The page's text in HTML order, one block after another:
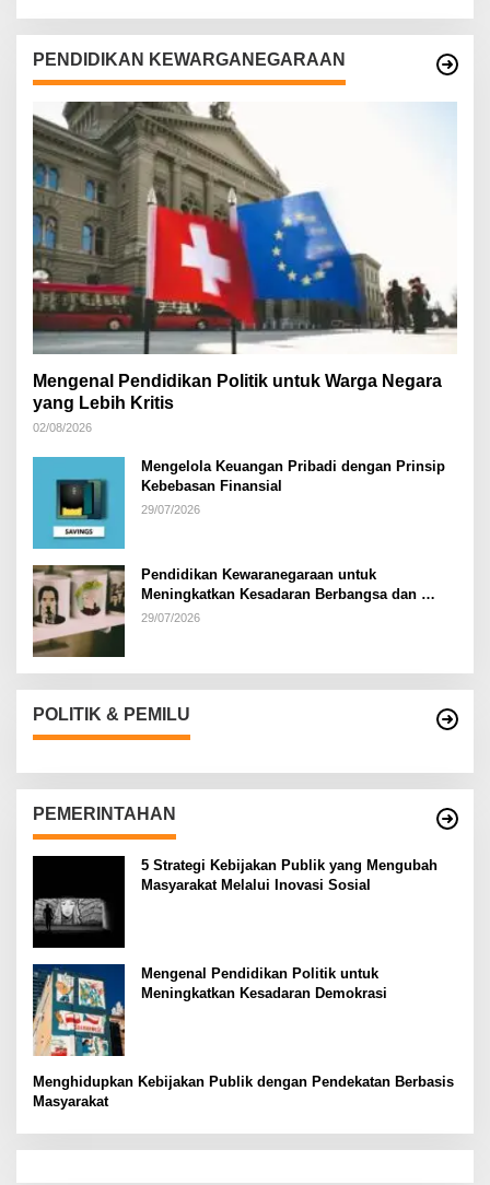
PENDIDIKAN KEWARGANEGARAAN
Mengenal Pendidikan Politik untuk Warga Negara
yang Lebih Kritis
02/08/2026
Mengelola Keuangan Pribadi dengan Prinsip
Kebebasan Finansial
29/07/2026
Pendidikan Kewaranegaraan untuk
Meningkatkan Kesadaran Berbangsa dan
Bernegara di…
29/07/2026
POLITIK & PEMILU
PEMERINTAHAN
5 Strategi Kebijakan Publik yang Mengubah
Masyarakat Melalui Inovasi Sosial
Mengenal Pendidikan Politik untuk
Meningkatkan Kesadaran Demokrasi
Menghidupkan Kebijakan Publik dengan Pendekatan Berbasis
Masyarakat